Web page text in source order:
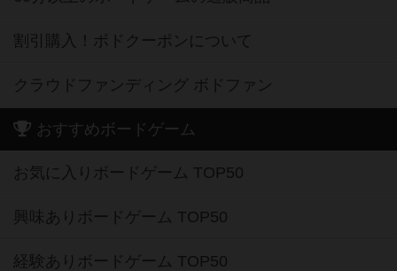
割引購入！ボドクーポンについて
クラウドファンディング ボドファン
おすすめボードゲーム
お気に入りボードゲーム TOP50
興味ありボードゲーム TOP50
経験ありボードゲーム TOP50